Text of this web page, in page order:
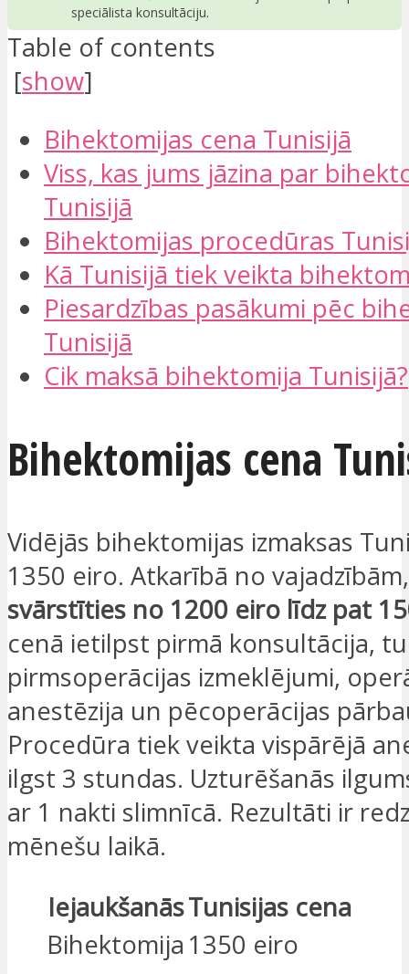
speciālista konsultāciju.
Table of contents
[show]
Bihektomijas cena Tunisijā
Viss, kas jums jāzina par
Tunisijā
Bihektomijas procedūras
Kā Tunisijā tiek veikta
Piesardzības pasākumi pēc
Tunisijā
Cik maksā bihektomija Tunisijā?
Bihektomijas cena
Vidējās bihektomijas izmaksas
1350 eiro. Atkarībā no
svārstīties no 1200 eiro līdz pat
cenā ietilpst pirmā konsultācija,
pirmsoperācijas izmeklējumi,
anestēzija un pēcoperācijas
Procedūra tiek veikta vispārējā
ilgst 3 stundas. Uzturēšanās
ar 1 nakti slimnīcā. Rezultāti ir
mēnešu laikā.
IejaukšanāsTunisijas cena
Bihektomija 1350 eiro